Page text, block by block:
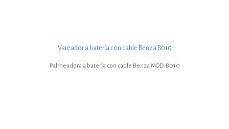
Vareador a batería con cable Benza B010
Palmeadora a batería con cable Benza MOD. B010